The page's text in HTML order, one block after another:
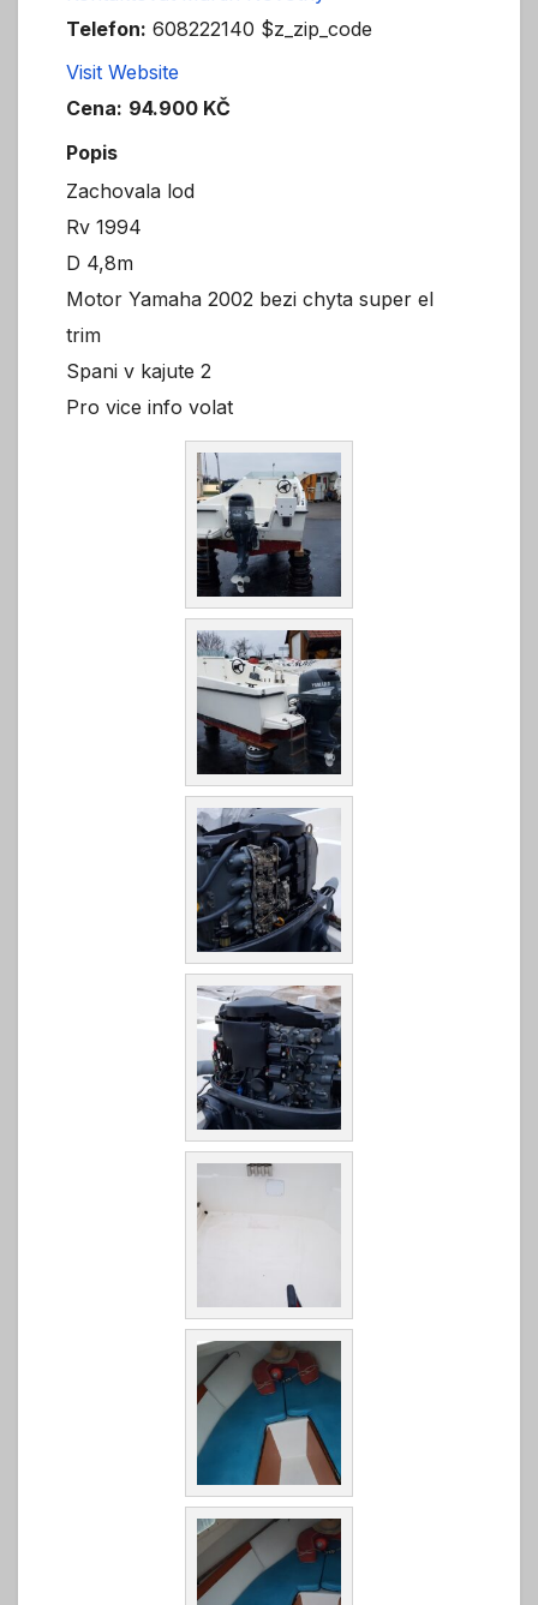
Telefon: 608222140 $z_zip_code
Visit Website
Cena: 94.900 KČ
Popis
Zachovala lod
Rv 1994
D 4,8m
Motor Yamaha 2002 bezi chyta super el
trim
Spani v kajute 2
Pro vice info volat